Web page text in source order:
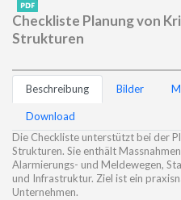
Checkliste Planung von
Strukturen
Beschreibung Bilder
Download
Die Checkliste unterstützt bei der
Strukturen. Sie enthält
Alarmierungs- und Meldewegen,
und Infrastruktur. Ziel ist ein
Unternehmen.